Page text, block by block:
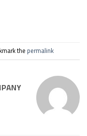
the permalink